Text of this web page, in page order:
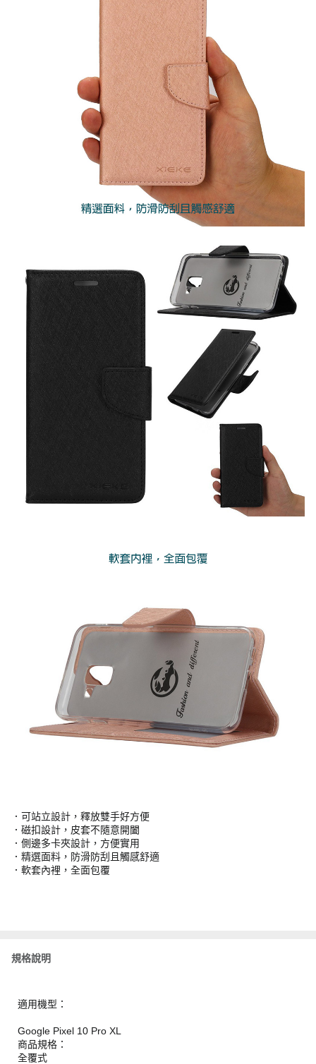
．可站立設計，釋放雙手好方便
．磁扣設計，皮套不隨意開闔
．側邊多卡夾設計，方便實用
．精選面料，防滑防刮且觸感舒適
．軟套內裡，全面包覆
規格說明
適用機型：
Google Pixel 10 Pro XL
商品規格：
全覆式